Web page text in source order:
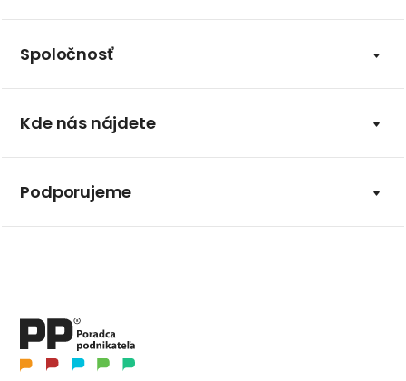
Spoločnosť
Kde nás nájdete
Podporujeme